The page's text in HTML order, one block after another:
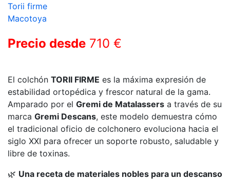
Torii firme
Macotoya
Precio desde 710 €
El colchón TORII FIRME es la máxima expresión de
estabilidad ortopédica y frescor natural de la gama.
Amparado por el Gremi de Matalassers a través de su
marca Gremi Descans, este modelo demuestra cómo
el tradicional oficio de colchonero evoluciona hacia el
siglo XXI para ofrecer un soporte robusto, saludable y
libre de toxinas.
🌿 Una receta de materiales nobles para un descanso